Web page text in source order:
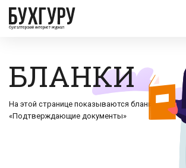
бухгалтерский интернет-журнал
БЛАНКИ
На этой странице показываются бланки
«Подтверждающие документы»